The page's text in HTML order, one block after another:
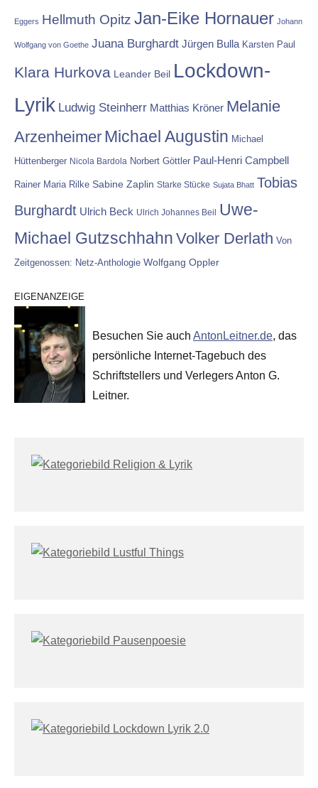
Eggers Hellmuth Opitz Jan-Eike Hornauer Johann
Wolfgang von Goethe Juana Burghardt Jürgen Bulla Karsten Paul
Klara Hurkova Leander Beil Lockdown-
Lyrik Ludwig Steinherr Matthias Kröner Melanie
Arzenheimer Michael Augustin Michael
Hüttenberger Nicola Bardola Norbert Göttler Paul-Henri Campbell
Rainer Maria Rilke Sabine Zaplin Starke Stücke Sujata Bhatt Tobias
Burghardt Ulrich Beck Ulrich Johannes Beil Uwe-
Michael Gutzschhahn Volker Derlath Von
Zeitgenossen: Netz-Anthologie Wolfgang Oppler
EIGENANZEIGE
Besuchen Sie auch AntonLeitner.de, das
persönliche Internet-Tagebuch des
Schriftstellers und Verlegers Anton G.
Leitner.